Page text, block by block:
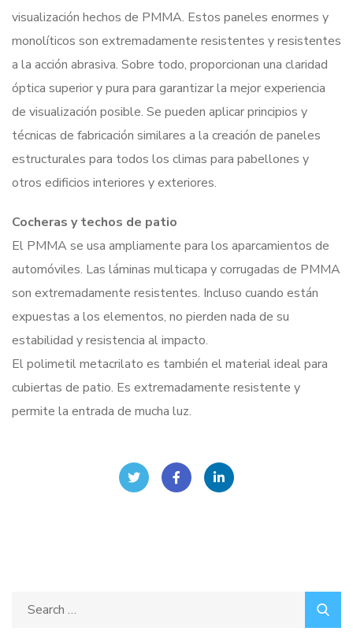
visualización hechos de PMMA. Estos paneles enormes y
monolíticos son extremadamente resistentes y resistentes
a la acción abrasiva. Sobre todo, proporcionan una claridad
óptica superior y pura para garantizar la mejor experiencia
de visualización posible. Se pueden aplicar principios y
técnicas de fabricación similares a la creación de paneles
estructurales para todos los climas para pabellones y
otros edificios interiores y exteriores.
Cocheras y techos de patio
El PMMA se usa ampliamente para los aparcamientos de
automóviles. Las láminas multicapa y corrugadas de PMMA
son extremadamente resistentes. Incluso cuando están
expuestas a los elementos, no pierden nada de su
estabilidad y resistencia al impacto.
El polimetil metacrilato es también el material ideal para
cubiertas de patio. Es extremadamente resistente y
permite la entrada de mucha luz.